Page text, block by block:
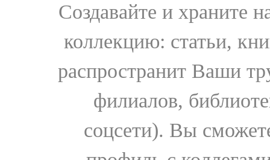
Создавайте и храните
коллекцию: статьи,
распространит Ваши
филиалов,
соцсети). Вы